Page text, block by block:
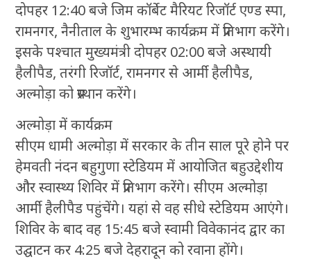
दोपहर 12:40 बजे जिम कॉर्बेट मैरियट रिजॉर्ट एण्ड स्पा,
रामनगर, नैनीताल के शुभारम्भ कार्यक्रम में प्रतिभाग करेंगे।
इसके पश्चात मुख्यमंत्री दोपहर 02:00 बजे अस्थायी
हैलीपैड, तरंगी रिजॉर्ट, रामनगर से आर्मी हैलीपैड,
अल्मोड़ा को प्रस्थान करेंगे।
अल्मोड़ा में कार्यक्रम
सीएम धामी अल्मोड़ा में सरकार के तीन साल पूरे होने पर
हेमवती नंदन बहुगुणा स्टेडियम में आयोजित बहुउद्देशीय
और स्वास्थ्य शिविर में प्रतिभाग करेंगे। सीएम अल्मोड़ा
आर्मी हैलीपैड पहुंचेंगे। यहां से वह सीधे स्टेडियम आएंगे।
शिविर के बाद वह 15:45 बजे स्वामी विवेकानंद द्वार का
उद्घाटन कर 4:25 बजे देहरादून को रवाना होंगे।